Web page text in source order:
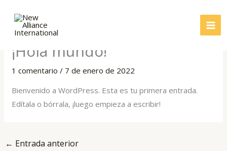
contenido
¡Hola mundo!
1 comentario / 7 de enero de 2022
Bienvenido a WordPress. Esta es tu primera entrada.
Edítala o bórrala, ¡luego empieza a escribir!
← Entrada anterior